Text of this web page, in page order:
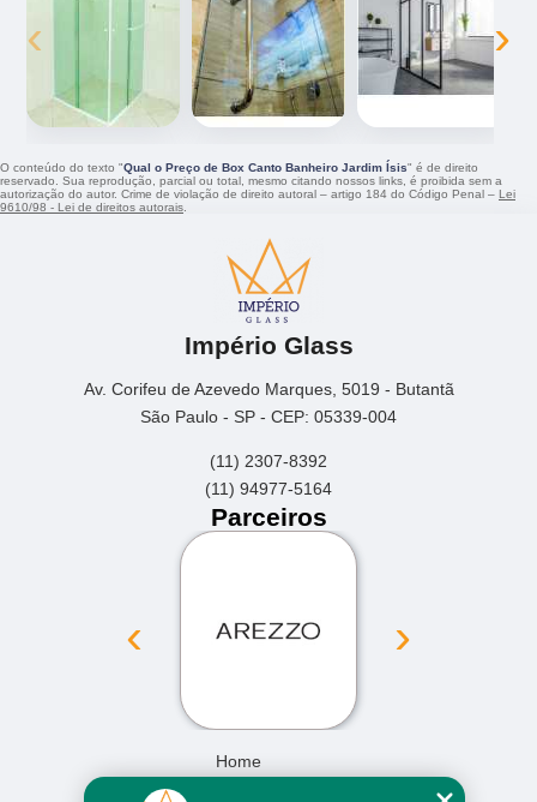
‹ ›
O conteúdo do texto "Qual o Preço de Box Canto Banheiro Jardim Ísis" é de direito
reservado. Sua reprodução, parcial ou total, mesmo citando nossos links, é proibida sem a
autorização do autor. Crime de violação de direito autoral – artigo 184 do Código Penal – Lei
9610/98 - Lei de direitos autorais
Império Glass
Av. Corifeu de Azevedo Marques, 5019 - Butantã
São Paulo - SP - CEP: 05339-004
(11) 2307-8392
(11) 94977-5164
Parceiros
‹ ›
Home